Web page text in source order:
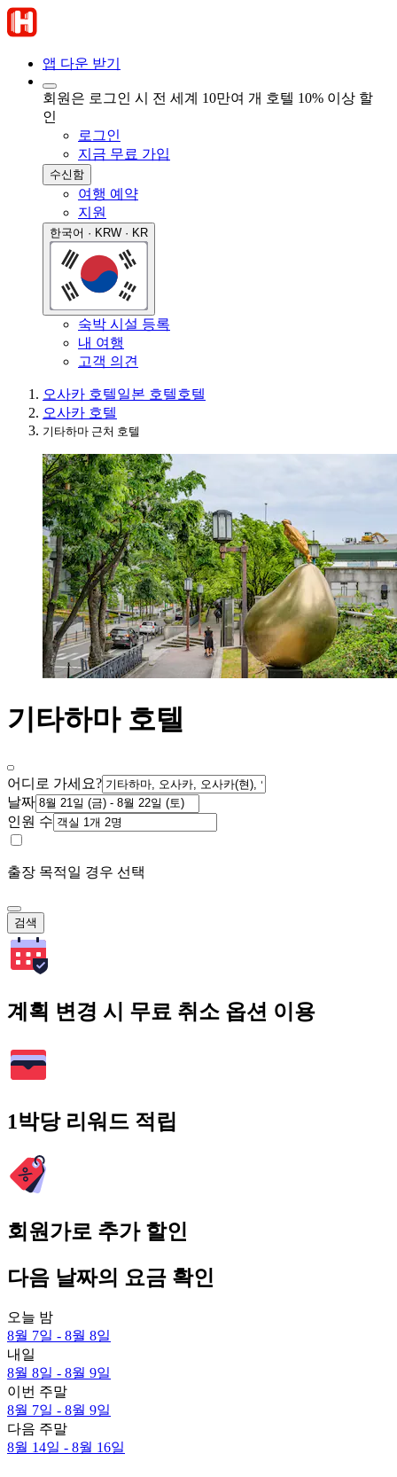
앱 다운 받기
회원은 로그인 시 전 세계 10만여 개 호텔 10% 이상 할
인
로그인
지금 무료 가입
수신함
여행 예약
지원
한국어 · KRW · KR
숙박 시설 등록
내 여행
고객 의견
오사카 호텔일본 호텔호텔
오사카 호텔
기타하마 근처 호텔
기타하마 호텔
어디로 가세요?
날짜
인원 수
출장 목적일 경우 선택
검색
계획 변경 시 무료 취소 옵션 이용
1박당 리워드 적립
회원가로 추가 할인
다음 날짜의 요금 확인
오늘 밤
8월 7일 - 8월 8일
내일
8월 8일 - 8월 9일
이번 주말
8월 7일 - 8월 9일
다음 주말
8월 14일 - 8월 16일